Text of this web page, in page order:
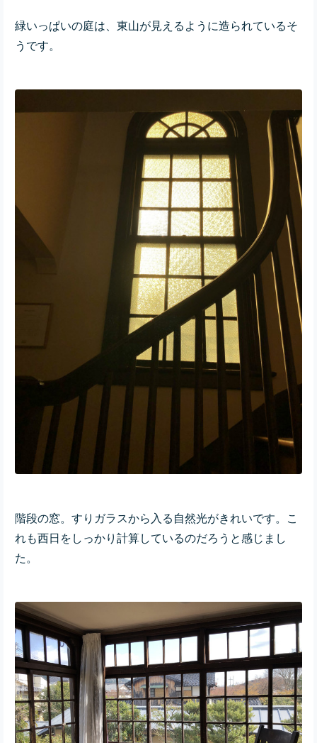
緑いっぱいの庭は、東山が見えるように造られているそ
うです。
階段の窓。すりガラスから入る自然光がきれいです。こ
れも西日をしっかり計算しているのだろうと感じまし
た。